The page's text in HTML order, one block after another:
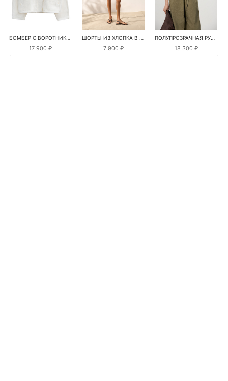
БОМБЕР С ВОРОТНИКОМ-СТОЙКОЙ
17 900 ₽
ШОРТЫ ИЗ ХЛОПКА В КЛЕТКУ
7 900 ₽
ПОЛУПРОЗРАЧНАЯ РУБАШКА С РОМАШКАМИ
18 300 ₽